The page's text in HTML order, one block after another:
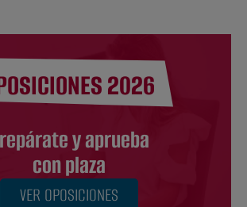
2026
y aprueba
con plaza
VER OPOSICIONES